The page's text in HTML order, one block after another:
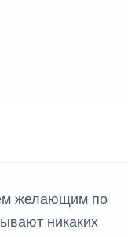
желающим по
никаких